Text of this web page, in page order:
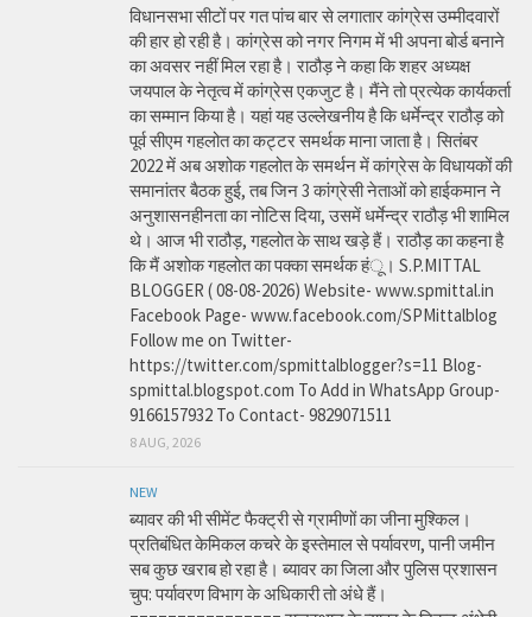
विधानसभा सीटों पर गत पांच बार से लगातार कांग्रेस उम्मीदवारों
की हार हो रही है। कांग्रेस को नगर निगम में भी अपना बोर्ड बनाने
का अवसर नहीं मिल रहा है। राठौड़ ने कहा कि शहर अध्यक्ष
जयपाल के नेतृत्व में कांग्रेस एकजुट है। मैंने तो प्रत्येक कार्यकर्ता
का सम्मान किया है। यहां यह उल्लेखनीय है कि धर्मेन्द्र राठौड़ को
पूर्व सीएम गहलोत का कट्टर समर्थक माना जाता है। सितंबर
2022 में अब अशोक गहलोत के समर्थन में कांग्रेस के विधायकों की
समानांतर बैठक हुई, तब जिन 3 कांग्रेसी नेताओं को हाईकमान ने
अनुशासनहीनता का नोटिस दिया, उसमें धर्मेन्द्र राठौड़ भी शामिल
थे। आज भी राठौड़, गहलोत के साथ खड़े हैं। राठौड़ का कहना है
कि मैं अशोक गहलोत का पक्का समर्थक हंू। S.P.MITTAL
BLOGGER ( 08-08-2026) Website- www.spmittal.in
Facebook Page- www.facebook.com/SPMittalblog
Follow me on Twitter-
https://twitter.com/spmittalblogger?s=11 Blog-
spmittal.blogspot.com To Add in WhatsApp Group-
9166157932 To Contact- 9829071511
8 AUG, 2026
NEW
ब्यावर की भी सीमेंट फैक्ट्री से ग्रामीणों का जीना मुश्किल।
प्रतिबंधित केमिकल कचरे के इस्तेमाल से पर्यावरण, पानी जमीन
सब कुछ खराब हो रहा है। ब्यावर का जिला और पुलिस प्रशासन
चुप: पर्यावरण विभाग के अधिकारी तो अंधे हैं।